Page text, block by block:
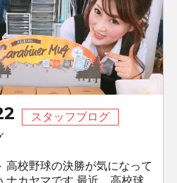
スタッフブログ
高校野球の決勝が気になって